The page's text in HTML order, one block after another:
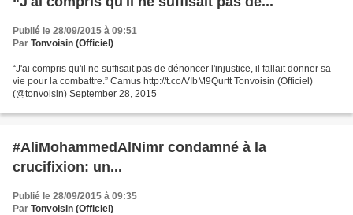
Publié le 28/09/2015 à 09:51
Par Tonvoisin (Officiel)
“J'ai compris qu'il ne suffisait pas de dénoncer l'injustice, il fallait donner sa
vie pour la combattre.” Camus http://t.co/VIbM9Qurtt Tonvoisin (Officiel)
(@tonvoisin) September 28, 2015
#AliMohammedAlNimr condamné à la
crucifixion: un...
Publié le 28/09/2015 à 09:35
Par Tonvoisin (Officiel)